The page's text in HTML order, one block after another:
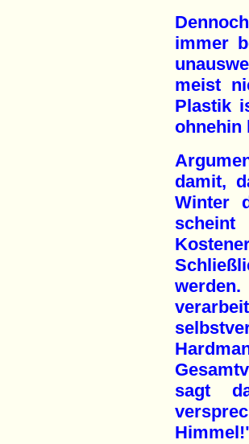
immer
meist
Plastik
ohnehin
damit,
Winter
sagt